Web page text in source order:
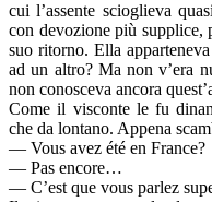
cui l’assente scioglieva
con devozione più supplice,
suo ritorno. Ella
ad un altro? Ma non v’era
non conosceva ancora
Come il visconte le fu
che da lontano. Appena
— Vous avez été en France?
— Pas encore…
— C’est que vous parlez